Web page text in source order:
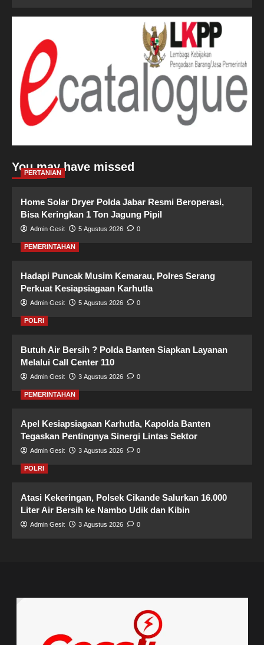
You may have missed
PERTANIAN
Home Solar Dryer Polda Jabar Resmi Beroperasi,
Bisa Keringkan 1 Ton Jagung Pipil
Admin Gesit 5 Agustus 2026 0
PEMERINTAHAN
Hadapi Puncak Musim Kemarau, Polres Serang
Perkuat Kesiapsiagaan Karhutla
Admin Gesit 5 Agustus 2026 0
POLRI
Butuh Air Bersih ? Polda Banten Siapkan Layanan
Melalui Call Center 110
Admin Gesit 3 Agustus 2026 0
PEMERINTAHAN
Apel Kesiapsiagaan Karhutla, Kapolda Banten
Tegaskan Pentingnya Sinergi Lintas Sektor
Admin Gesit 3 Agustus 2026 0
POLRI
Atasi Kekeringan, Polsek Cikande Salurkan 16.000
Liter Air Bersih ke Nambo Udik dan Kibin
Admin Gesit 3 Agustus 2026 0